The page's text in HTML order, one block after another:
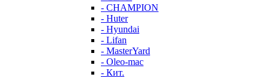
- CHAMPION
- Huter
- Hyundai
- Lifan
- MasterYard
- Oleo-mac
- Кит.